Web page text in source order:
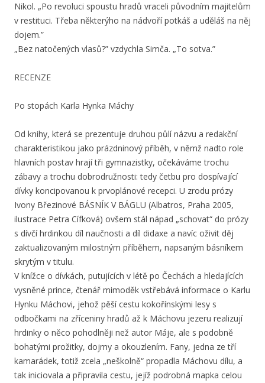
Nikol. „Po revoluci spoustu hradů vraceli původním majitelům
v restituci. Třeba některýho na nádvoří potkáš a uděláš na něj
dojem.”
„Bez natočených vlasů?” vzdychla Simča. „To sotva.”
RECENZE
Po stopách Karla Hynka Máchy
Od knihy, která se prezentuje druhou půlí názvu a redakční
charakteristikou jako prázdninový příběh, v němž nadto role
hlavních postav hrají tři gymnazistky, očekáváme trochu
zábavy a trochu dobrodružnosti: tedy četbu pro dospívající
dívky koncipovanou k prvoplánové recepci. U zrodu prózy
Ivony Březinové BÁSNÍK V BÁGLU (Albatros, Praha 2005,
ilustrace Petra Cífková) ovšem stál nápad „schovat“ do prózy
s dívčí hrdinkou díl naučnosti a díl didaxe a navíc oživit děj
zaktualizovaným milostným příběhem, napsaným básníkem
skrytým v titulu.
V knížce o dívkách, putujících v létě po Čechách a hledajících
vysněné prince, čtenář mimoděk vstřebává informace o Karlu
Hynku Máchovi, jehož pěší cestu kokořínskými lesy s
odbočkami na zříceniny hradů až k Máchovu jezeru realizují
hrdinky o něco pohodlněji než autor Máje, ale s podobně
bohatými prožitky, dojmy a okouzlením. Fany, jedna ze tří
kamarádek, totiž zcela „neškolně“ propadla Máchovu dílu, a
tak iniciovala a připravila cestu, jejíž podrobná mapka celou